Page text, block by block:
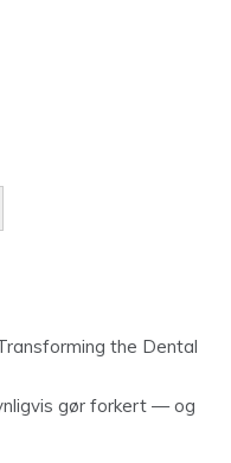
the Dental
gør forkert — og